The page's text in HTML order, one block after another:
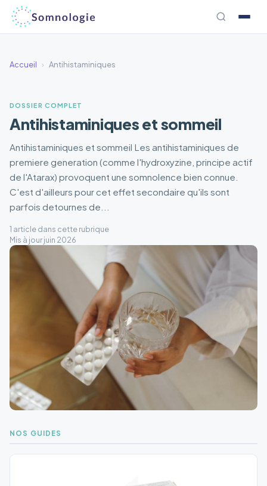
Aller
contenu
Accueil › Antihistaminiques
DOSSIER COMPLET
Antihistaminiques et sommeil
Antihistaminiques et sommeil Les antihistaminiques de
premiere generation (comme l'hydroxyzine, principe actif
de l'Atarax) provoquent une somnolence bien connue.
C'est d'ailleurs pour cet effet secondaire qu'ils sont
parfois detournes de...
1 article dans cette rubrique
Mis à jour juin 2026
NOS GUIDES